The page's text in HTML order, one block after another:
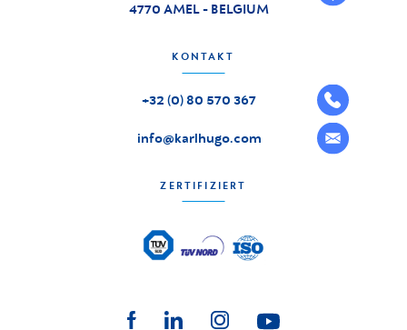
4770 AMEL - BELGIUM
KONTAKT
+32 (0) 80 570 367
info@karlhugo.com
ZERTIFIZIERT